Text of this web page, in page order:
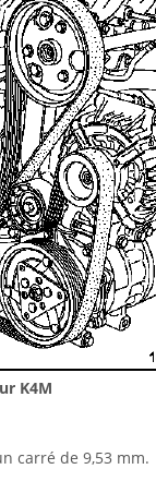
K4M
carré de 9,53 mm.